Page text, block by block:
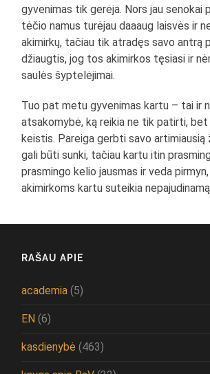
gyvenimas tik gerėja. Nors jau senokai
tėčio namus turėjau daaaug laisvės ir
akimirkų, tačiau tik atradęs savo antrą
džiaugtis, jog tos akimirkos tęsiasi ir
saulės šyptelėjimai.
Tuo pat metu gyvenimas kartu – tai ir
atsakomybė, ką reikia ne tik patirti,
keistis. Pareiga gerbti savo artimiausią
gali būti sunki, tačiau kartu itin
prasmingo kelio jausmas ir veda
akimirkoms kartu suteikia
RAŠAU APIE
academia (5)
EN (6)
kasdienybė (463)